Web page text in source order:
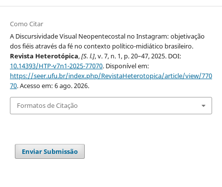
Como Citar
A Discursividade Visual Neopentecostal no Instagram: objetivação
dos fiéis através da fé no contexto político-midiático brasileiro.
Revista Heterotópica,[S. l.], v. 7, n. 1, p. 20–47, 2025. DOI:
10.14393/HTP-v7n1-2025-77070. Disponível em:
https://seer.ufu.br/index.php/RevistaHeterotopica/article/view/770
70. Acesso em: 6 ago. 2026.
Formatos de Citação
Enviar Submissão